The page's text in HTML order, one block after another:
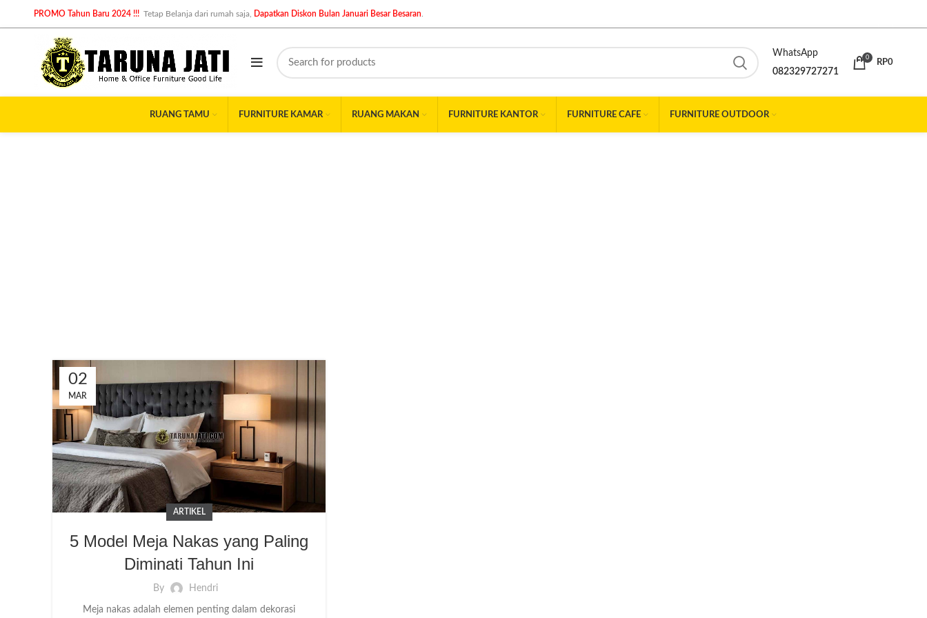
PROMO Tahun Baru 2024 !!! Tetap Belanja dari rumah saja, Dapatkan Diskon Bulan Januari Besar Besaran
WhatsApp
082329727271
0
RP0
RUANG TAMU FURNITURE KAMAR RUANG MAKAN FURNITURE KANTOR FURNITURE CAFE FURNITURE OUTDOOR
02
MAR
ARTIKEL
5 Model Meja Nakas yang Paling
Diminati Tahun Ini
By Hendri
Meja nakas adalah elemen penting dalam dekorasi